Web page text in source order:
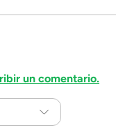
un comentario.